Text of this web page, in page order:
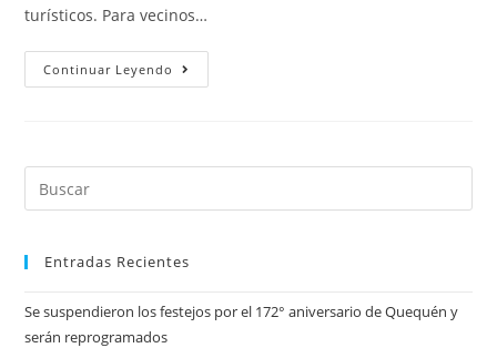
turísticos. Para vecinos…
Continuar Leyendo
Entradas Recientes
Se suspendieron los festejos por el 172° aniversario de Quequén y
serán reprogramados